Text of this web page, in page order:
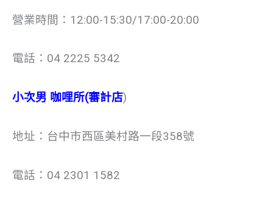
營業時間：12:00-15:30/17:00-20:00
電話：04 2225 5342
小次男 咖哩所(審計店)
地址：台中市西區美村路一段358號
電話：04 2301 1582